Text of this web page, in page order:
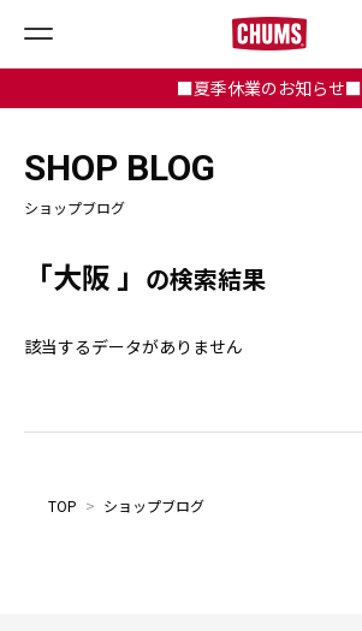
■夏季休業のお知らせ■
SHOP BLOG
ショップブログ
「大阪 」 の検索結果
該当するデータがありません
TOP > ショップブログ